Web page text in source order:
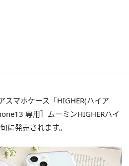
スマホケース「HIGHER(ハイア
専用］ムーミンHIGHERハイ
に発売されます。